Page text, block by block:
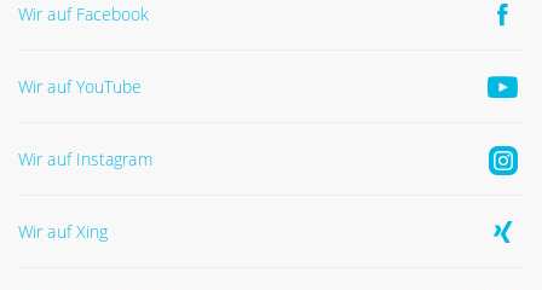
Wir auf Facebook
Wir auf YouTube
Wir auf Instagram
Wir auf Xing